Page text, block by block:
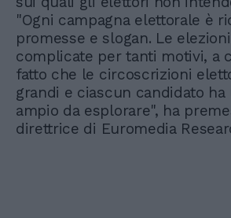
"Ogni campagna elettorale è
promesse e slogan. Le
complicate per tanti motivi, a
fatto che le circoscrizioni
grandi e ciascun candidato
ampio da esplorare", ha
direttrice di Euromedia